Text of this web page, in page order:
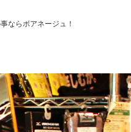
ならボアネージュ！